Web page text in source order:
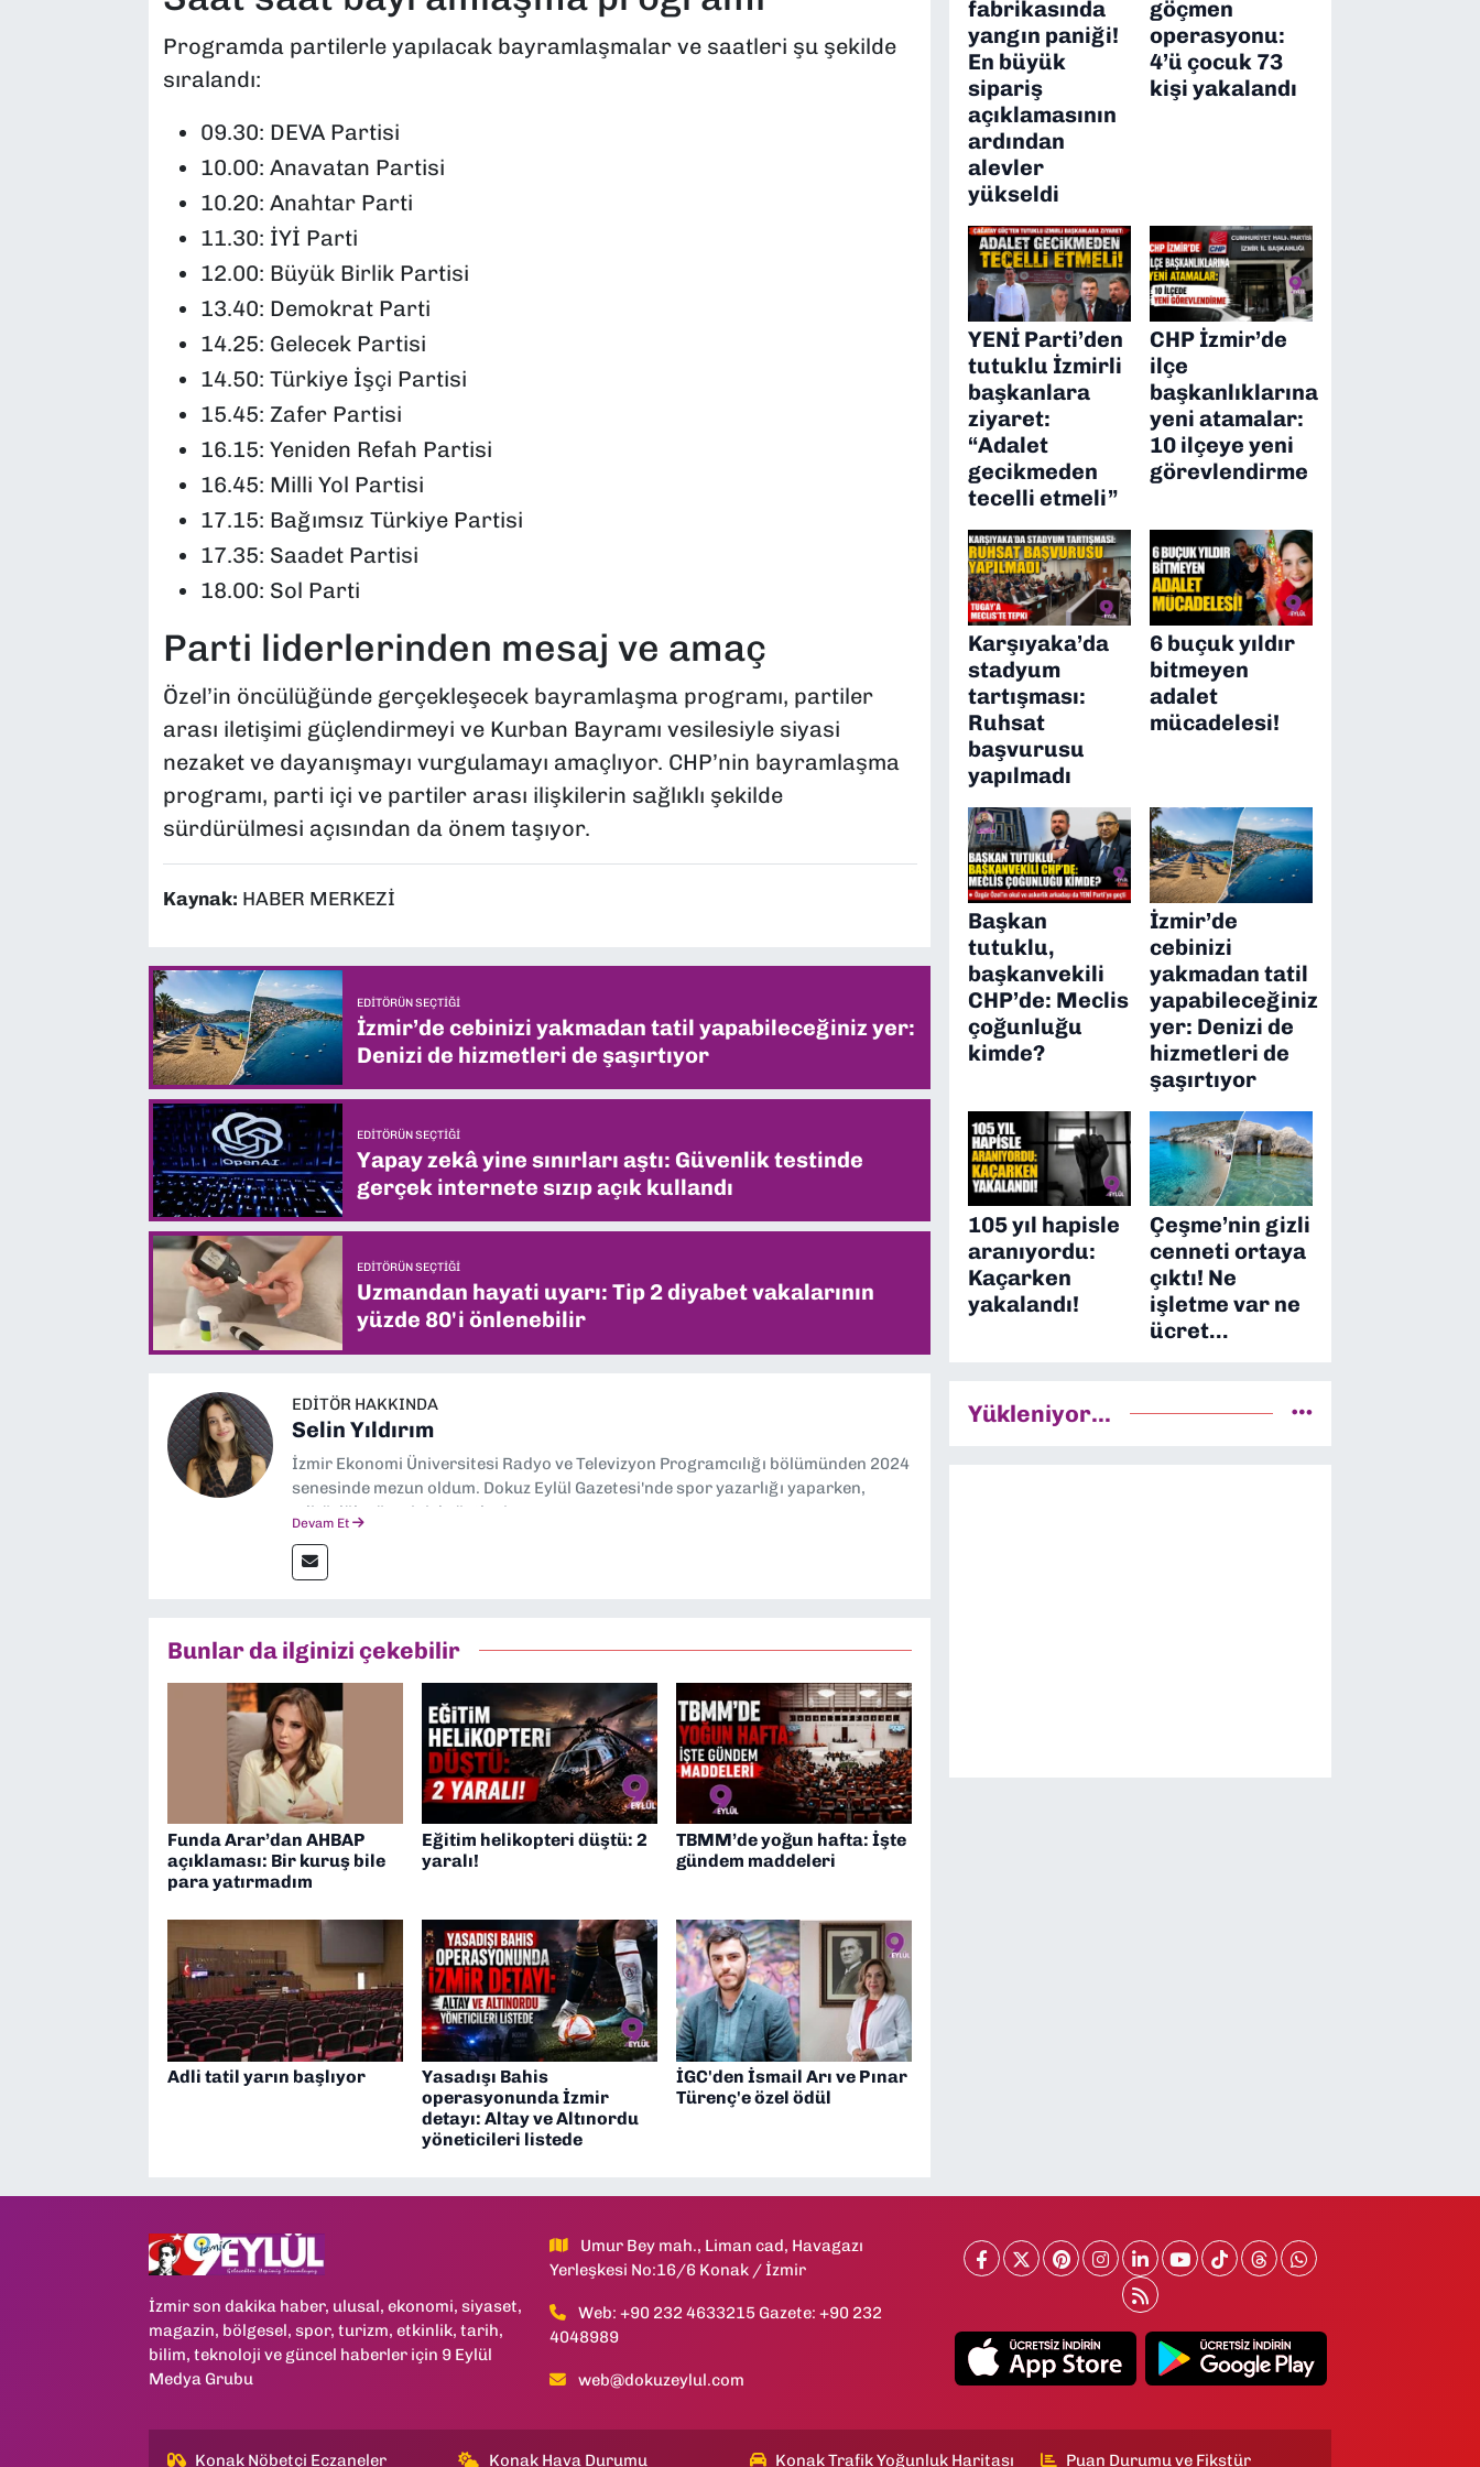
Programda partilerle yapılacak bayramlaşmalar ve saatleri şu şekilde
sıralandı:
09.30: DEVA Partisi
10.00: Anavatan Partisi
10.20: Anahtar Parti
11.30: İYİ Parti
12.00: Büyük Birlik Partisi
13.40: Demokrat Parti
14.25: Gelecek Partisi
14.50: Türkiye İşçi Partisi
15.45: Zafer Partisi
16.15: Yeniden Refah Partisi
16.45: Milli Yol Partisi
17.15: Bağımsız Türkiye Partisi
17.35: Saadet Partisi
18.00: Sol Parti
Parti liderlerinden mesaj ve amaç
Özel’in öncülüğünde gerçekleşecek bayramlaşma programı, partiler
arası iletişimi güçlendirmeyi ve Kurban Bayramı vesilesiyle siyasi
nezaket ve dayanışmayı vurgulamayı amaçlıyor. CHP’nin bayramlaşma
programı, parti içi ve partiler arası ilişkilerin sağlıklı şekilde
sürdürülmesi açısından da önem taşıyor.
Kaynak: HABER MERKEZİ
EDITÖRÜN SEÇTIĞI
İzmir’de cebinizi yakmadan tatil yapabileceğiniz yer:
Denizi de hizmetleri de şaşırtıyor
EDITÖRÜN SEÇTIĞI
Yapay zekâ yine sınırları aştı: Güvenlik testinde
gerçek internete sızıp açık kullandı
EDITÖRÜN SEÇTIĞI
Uzmandan hayati uyarı: Tip 2 diyabet vakalarının
yüzde 80'i önlenebilir
EDITÖR HAKKINDA
Selin Yıldırım
İzmir Ekonomi Üniversitesi Radyo ve Televizyon Programcılığı bölümünden 2024
senesinde mezun oldum. Dokuz Eylül Gazetesi'nde spor yazarlığı yaparken,
editörlük görevini de üstleniyorum.
Devam Et
Bunlar da ilginizi çekebilir
Funda Arar’dan AHBAP
açıklaması: Bir kuruş bile
para yatırmadım
Eğitim helikopteri düştü: 2
yaralı!
TBMM’de yoğun hafta: İşte
gündem maddeleri
Adli tatil yarın başlıyor
Yasadışı Bahis
operasyonunda İzmir
detayı: Altay ve Altınordu
yöneticileri listede
İGC'den İsmail Arı ve Pınar
Türenç'e özel ödül
fabrikasında
yangın paniği!
En büyük
sipariş
açıklamasının
ardından
alevler
yükseldi
göçmen
operasyonu:
4’ü çocuk 73
kişi yakalandı
YENİ Parti’den
tutuklu İzmirli
başkanlara
ziyaret:
“Adalet
gecikmeden
tecelli etmeli”
CHP İzmir’de
ilçe
başkanlıklarına
yeni atamalar:
10 ilçeye yeni
görevlendirme
Karşıyaka’da
stadyum
tartışması:
Ruhsat
başvurusu
yapılmadı
6 buçuk yıldır
bitmeyen
adalet
mücadelesi!
Başkan
tutuklu,
başkanvekili
CHP’de: Meclis
çoğunluğu
kimde?
İzmir’de
cebinizi
yakmadan tatil
yapabileceğiniz
yer: Denizi de
hizmetleri de
şaşırtıyor
105 yıl hapisle
aranıyordu:
Kaçarken
yakalandı!
Çeşme’nin gizli
cenneti ortaya
çıktı! Ne
işletme var ne
ücret…
Yükleniyor...
İzmir son dakika haber, ulusal, ekonomi, siyaset,
magazin, bölgesel, spor, turizm, etkinlik, tarih,
bilim, teknoloji ve güncel haberler için 9 Eylül
Medya Grubu
Umur Bey mah., Liman cad, Havagazı
Yerleşkesi No:16/6 Konak / İzmir
Web: +90 232 4633215 Gazete: +90 232
4048989
web@dokuzeylul.com
Konak Nöbetçi Eczaneler Konak Hava Durumu Konak Trafik Yoğunluk Haritası Puan Durumu ve Fikstür